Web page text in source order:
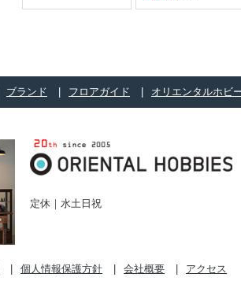
ブランド フロアガイド オリエンタルホビ
定休｜水土日祝
個人情報保護方針 会社概要 アクセス